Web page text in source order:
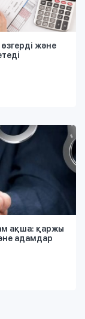
және
ақша: қаржы
адамдар